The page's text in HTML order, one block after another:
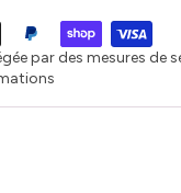
par des mesures de